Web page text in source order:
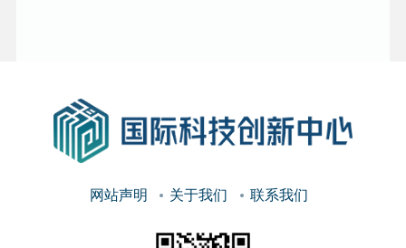
网站声明 关于我们 联系我们